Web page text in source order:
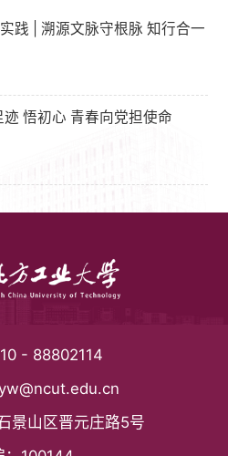
践​ | 溯源文脉守根脉 知行合一
悟初心 青春向党担使命
- 88802114
景山区晋元庄路5号